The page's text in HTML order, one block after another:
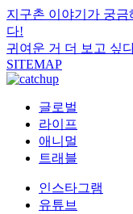
지구촌 이야기가 궁금
다!
귀여운 거 더 보고 싶
SITEMAP
글로벌
라이프
애니멀
트래블
인스타그램
유튜브